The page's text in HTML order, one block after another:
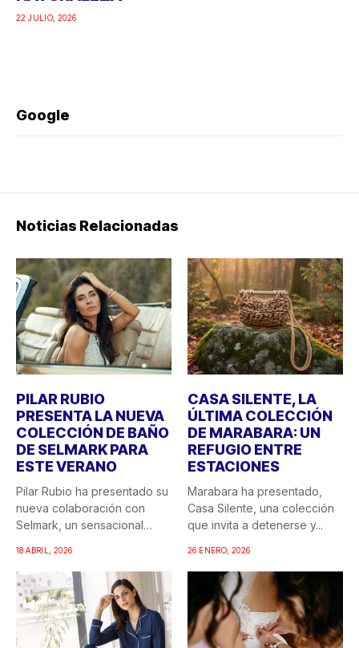
22 JULIO, 2026
Google
Noticias Relacionadas
PILAR RUBIO
PRESENTA LA NUEVA
COLECCIÓN DE BAÑO
DE SELMARK PARA
ESTE VERANO
Pilar Rubio ha presentado su
nueva colaboración con
Selmark, un sensacional
18 ABRIL, 2026
CASA SILENTE, LA
ÚLTIMA COLECCIÓN
DE MARABARA: UN
REFUGIO ENTRE
ESTACIONES
Marabara ha presentado,
Casa Silente, una colección
que invita a detenerse y...
26 ENERO, 2026